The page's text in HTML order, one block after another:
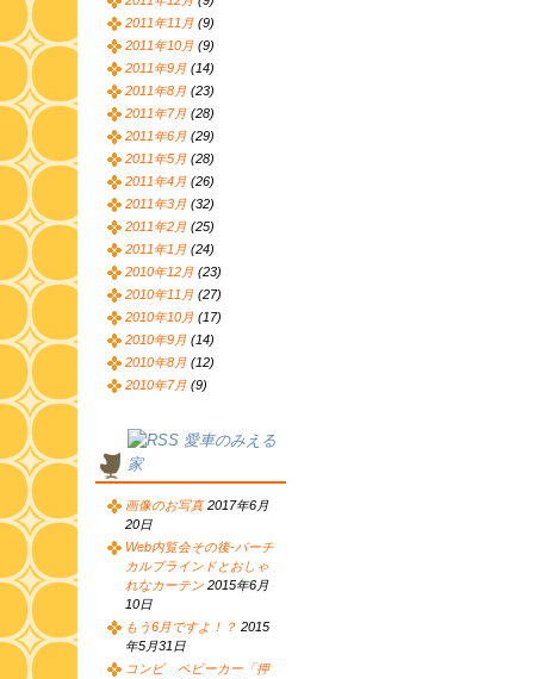
2011年11月 (9)
2011年10月 (9)
2011年9月 (14)
2011年8月 (23)
2011年7月 (28)
2011年6月 (29)
2011年5月 (28)
2011年4月 (26)
2011年3月 (32)
2011年2月 (25)
2011年1月 (24)
2010年12月 (23)
2010年11月 (27)
2010年10月 (17)
2010年9月 (14)
2010年8月 (12)
2010年7月 (9)
愛車のみえる
家
画像のお写真 2017年6月
20日
Web内覧会その後-バーチ
カルブラインドとおしゃ
れなカーテン 2015年6月
10日
もう6月ですよ！？ 2015
年5月31日
コンビ ベビーカー「押